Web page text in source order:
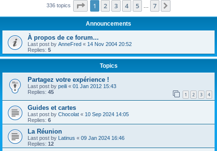
336 topics Page 1of 7
1 2 3 4 5 7
Announcements
À propos de ce forum...
Last post by AnneFred « 14 Nov 2004 20:52
Replies: 5
Topics
Partagez votre expérience !
Last post by peili « 01 Jan 2012 15:43
Replies: 45 1 2 3 4
Guides et cartes
Last post by Chocolat « 10 Sep 2024 14:05
Replies: 6
La Réunion
Last post by Latinus « 09 Jan 2024 16:46
Replies: 12